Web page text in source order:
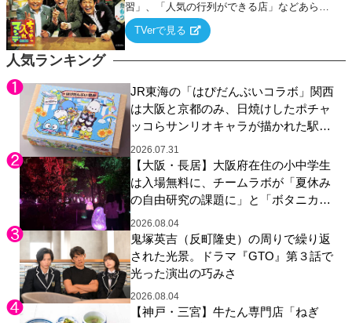
人気ランキング
JR東海の「はぴだんぶいコラボ」関西
は大阪と京都のみ、日焼けしたポチャ
ッコらサンリオキャラが描かれた駅弁
やグッズが登場
2026.07.31
【大阪・長居】大阪府在住の小中学生
は入場無料に、チームラボが「夏休み
の自由研究の課題に」と「ボタニカル
ガーデン 大阪」へ招待
2026.08.04
鬼塚英吉（反町隆史）の周りで繰り返
された光景。ドラマ『GTO』第３話で
光った演出の巧みさ
2026.08.04
【神戸・三宮】牛たん専門店「ねぎ
習」、「人気の行列ができる店」などあらゆ
るテーマについて好き放題にちゃちゃを入れ
ていく関西色を前面に押し出したトークバラ
TVerで見る